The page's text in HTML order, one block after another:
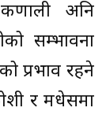
अनि
सम्भावना
प्रभाव रहने
र मधेसमा